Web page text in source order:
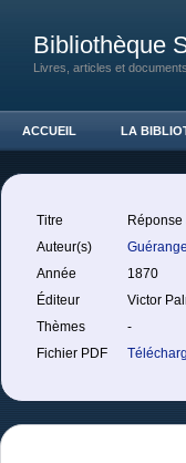
Bibliothèque
Livres, articles et
ACCUEIL LA
Titre
Auteur(s)
Année
1870
Éditeur
Victor
Thèmes
-
Fichier PDF